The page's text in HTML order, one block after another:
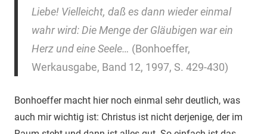
Liebe! Vielleicht, daß es dann wieder einmal
wahr wird: Die Menge der Gläubigen war ein
Herz und eine Seele… (Bonhoeffer,
Werkausgabe, Band 12, 1997, S. 429-430)
Bonhoeffer macht hier noch einmal sehr deutlich, was
auch mir wichtig ist: Christus ist nicht derjenige, der im